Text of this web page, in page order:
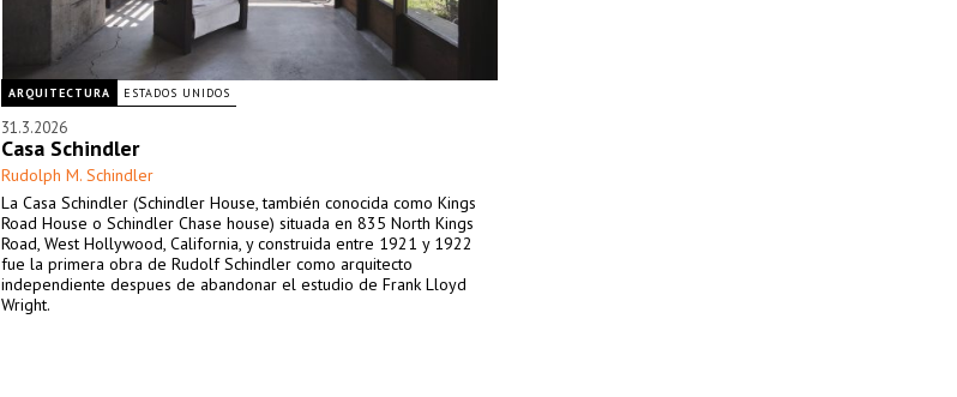
ARQUITECTURA ESTADOS UNIDOS
31.3.2026
Casa Schindler
Rudolph M. Schindler
La Casa Schindler (Schindler House, también conocida como Kings
Road House o Schindler Chase house) situada en 835 North Kings
Road, West Hollywood, California, y construida entre 1921 y 1922
fue la primera obra de Rudolf Schindler como arquitecto
independiente despues de abandonar el estudio de Frank Lloyd
Wright.